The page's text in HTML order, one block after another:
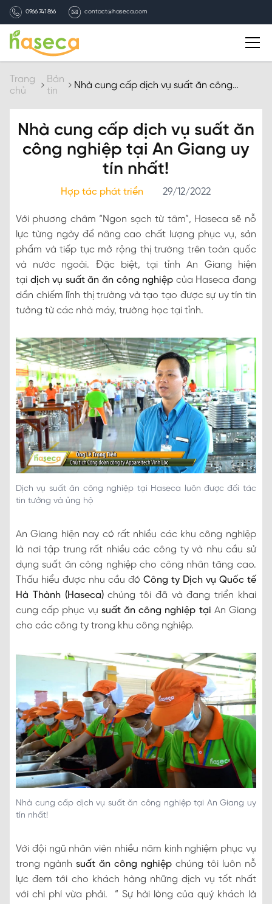
0966 741 866 contact@haseca.com
Giới thiệu
Chọn Haseca
Dịch vụ
Tuyển dụng
Liên hệ
Trang
chủ
Bản
tin
Nhà cung cấp dịch vụ suất ăn công
Nhà cung cấp dịch vụ suất ăn
công nghiệp tại An Giang uy
tín nhất!
Hợp tác phát triển 29/12/2022
Với phương châm “Ngon sạch từ tâm”, Haseca sẽ nỗ
lực từng ngày để nâng cao chất lượng phục vụ, sản
phẩm và tiếp tục mở rộng thị trường trên toàn quốc
và nước ngoài. Đặc biệt, tại tỉnh An Giang hiện
tại dịch vụ suất ăn ăn công nghiệp của Haseca đang
dần chiếm lĩnh thị trường và tạo tạo được sự uy tín tin
tưởng từ các nhà máy, trường học tại tỉnh.
Dịch vụ suất ăn công nghiệp tại Haseca luôn được đối tác
tin tưởng và ủng hộ
An Giang hiện nay có rất nhiều các khu công nghiệp
là nơi tập trung rất nhiều các công ty và nhu cầu sử
dụng suất ăn công nghiệp cho công nhân tăng cao.
Thấu hiểu được nhu cầu đó Công ty Dịch vụ Quốc tế
Hà Thành (Haseca)chúng tôi đã và đang triển khai
cung cấp phục vụ suất ăn công nghiệp tại An Giang
cho các công ty trong khu công nghiệp.
Nhà cung cấp dịch vụ suất ăn công nghiệp tại An Giang uy
tín nhất!
Với đội ngũ nhân viên nhiều năm kinh nghiệm phục vụ
trong ngành suất ăn công nghiệpchúng tôi luôn nỗ
lực đem tới cho khách hàng những dịch vụ tốt nhất
với chi phí vừa phải. “ Sự hài lòng của quý khách là